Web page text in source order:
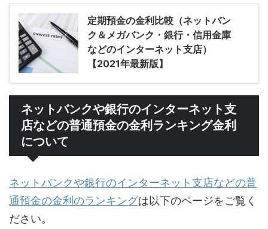
定期預金の金利比較（ネットバン
ク＆メガバンク・銀行・信用金庫
などのインターネット支店）
【2021年最新版】
ネットバンクや銀行のインターネット支
店などの普通預金の金利ランキング金利
について
ネットバンクや銀行のインターネット支店などの普
通預金の金利のランキングは以下のページをご覧く
ださい。